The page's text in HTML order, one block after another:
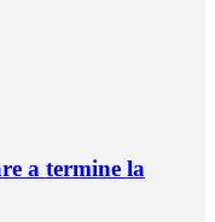
a termine la